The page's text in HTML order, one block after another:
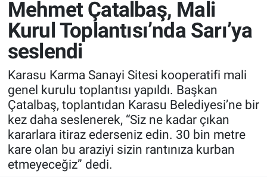
Mehmet Çatalbaş, Mali
Kurul Toplantısı’nda Sarı’ya
seslendi
Karasu Karma Sanayi Sitesi kooperatifi mali
genel kurulu toplantısı yapıldı. Başkan
Çatalbaş, toplantıdan Karasu Belediyesi’ne bir
kez daha seslenerek, “Siz ne kadar çıkan
kararlara itiraz ederseniz edin. 30 bin metre
kare olan bu araziyi sizin rantınıza kurban
etmeyeceğiz” dedi.